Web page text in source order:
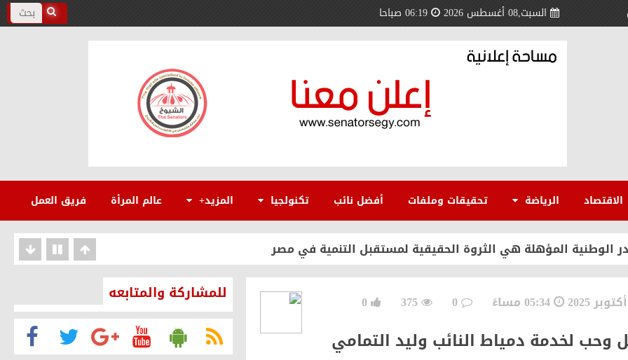
السبت,08 أغسطس 2026 06:19 صباحا
الاقتصاد الرياضة تحقيقات وملفات أفضل نائب تكنولجيا المزيد+ عالم المرأة فريق العمل
والتدريب.. عبدالرحمن عبدالعزيز منقل يتوج بالدكتوراه الفخرية
الفخرية.. تكريم لمسيرة دبلوماسية وإنسانية حافلة بالعطاء
يتوج بجائزة «الرجل الذهبي 2026» في مصر
وملك البحرين نموذج فريد للتضامن العربي
سلامة مندور يقود انطلاقة جديدة بكلية الآداب جامعة المنصورة
الوطني للمصريين بالخارج لتعزيز الاستثمار والشراكة الوطنية
05:34 مساءً 0
375
0
وحب لخدمة دمياط النائب وليد التمامي
للمشاركة والمتابعه